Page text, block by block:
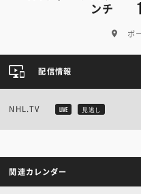
ンチ
ボ
配信情報
NHL.TV LIVE 見逃し
関連カレンダー